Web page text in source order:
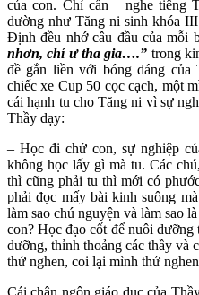
của con. Chỉ cần nghe tiếng
dường như Tăng ni sinh khóa
Định đều nhớ câu đầu của mỗi
nhơn, chí ư tha gia….” trong
đề gắn liền với bóng dáng của
chiếc xe Cup 50 cọc cạch, một
cái hạnh tu cho Tăng ni vì sự
Thầy dạy:
– Học đi chứ con, sự nghiệp
không học lấy gì mà tu. Các
thì cũng phải tu thì mới có
phải đọc mấy bài kinh suông
làm sao chú nguyện và làm sao
con? Học đạo cốt để nuôi
dưỡng, thỉnh thoảng các thầy và
thử nghen, coi lại mình thử
Cái chân ngôn giáo dục của